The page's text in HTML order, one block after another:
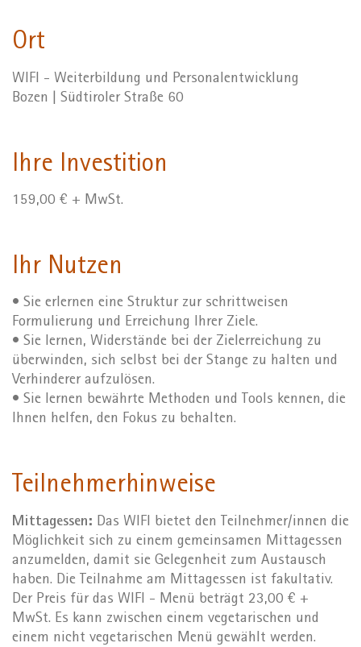
Ort
WIFI - Weiterbildung und Personalentwicklung
Bozen | Südtiroler Straße 60
Ihre Investition
159,00 € + MwSt.
Ihr Nutzen
• Sie erlernen eine Struktur zur schrittweisen
Formulierung und Erreichung Ihrer Ziele.
• Sie lernen, Widerstände bei der Zielerreichung zu
überwinden, sich selbst bei der Stange zu halten und
Verhinderer aufzulösen.
• Sie lernen bewährte Methoden und Tools kennen, die
Ihnen helfen, den Fokus zu behalten.
Teilnehmerhinweise
Mittagessen: Das WIFI bietet den Teilnehmer/innen die
Möglichkeit sich zu einem gemeinsamen Mittagessen
anzumelden, damit sie Gelegenheit zum Austausch
haben. Die Teilnahme am Mittagessen ist fakultativ.
Der Preis für das WIFI - Menü beträgt 23,00 € +
MwSt. Es kann zwischen einem vegetarischen und
einem nicht vegetarischen Menü gewählt werden.